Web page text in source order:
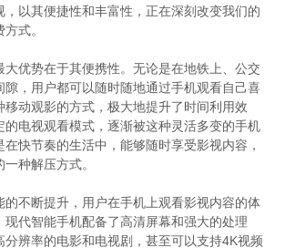
，以其便捷性和丰富性，正在深刻改变我们的
式。
大优势在于其便携性。无论是在地铁上、公交
隙，用户都可以随时随地通过手机观看自己喜
移动观影的方式，极大地提升了时间利用效
的电视观看模式，逐渐被这种灵活多变的手机
快节奏的生活中，能够随时享受影视内容，
种解压方式。
的不断提升，用户在手机上观看影视内容的体
现代智能手机配备了高清屏幕和强大的处理
分辨率的电影和电视剧，甚至可以支持4K视频